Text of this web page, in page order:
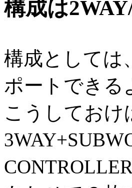
構成は
構成としては
ポートできる
こうしておけ